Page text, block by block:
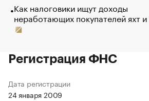
Как налоговики ищут доходы
неработающих покупателей яхт
Регистрация ФНС
Дата регистрации
24 января 2009